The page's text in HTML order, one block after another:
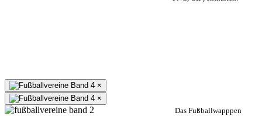
×
×
Das Fußballwapppen